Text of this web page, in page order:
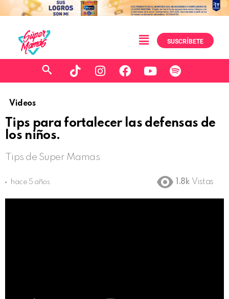
SUSCRÍBETE
Videos
Tips para fortalecer las defensas de
los niños.
Tips de Super Mamas
hace 5 años 1.8k Vistas